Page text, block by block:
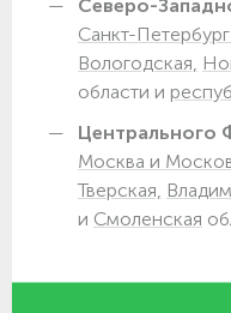
Северо-
Санкт-
Вологодская,
области и
Центрального
Москва и
Тверская,
и Смоленская